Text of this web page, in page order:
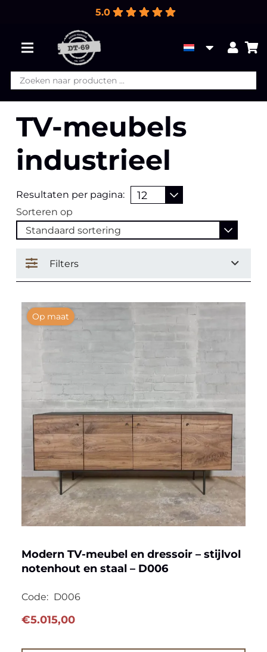
5.0
Producten
zoeken
TV-meubels
industrieel
Resultaten per pagina:
Sorteren op
Filters
Op maat
Modern TV-meubel en dressoir – stijlvol
notenhout en staal – D006
Code: D006
€5.015,00